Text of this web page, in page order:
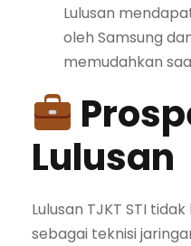
Lulusan
oleh Samsung
memudahkan
Lulusan
Lulusan TJKT STI
sebagai teknisi